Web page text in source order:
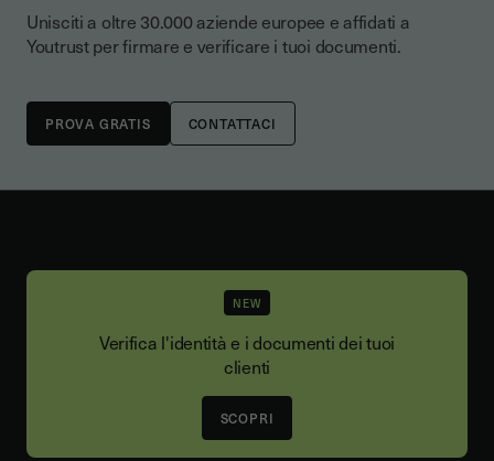
Unisciti a oltre 30.000 aziende europee e affidati a
Youtrust per firmare e verificare i tuoi documenti.
CONTATTACI
NEW
Verifica l'identità e i documenti dei tuoi
clienti
SCOPRI